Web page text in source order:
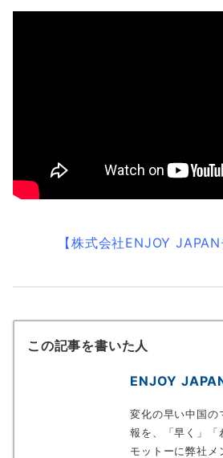
【株式会社ENJOY JAPAN
この記事を書いた人
ENJOY
変化の早い中国の
報を、「早く」「
モットーに弊社メ